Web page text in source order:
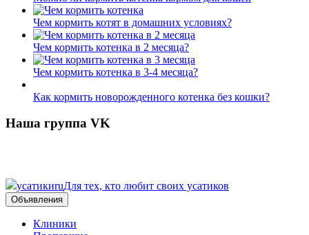
Чем кормить котят в домашних условиях?
Чем кормить котенка в 2 месяца?
Чем кормить котенка в 3-4 месяца?
Как кормить новорожденного котенка без кошки?
Наша группа VK
усатикиruДля тех, кто любит своих усатиков
Объявления
Клиники